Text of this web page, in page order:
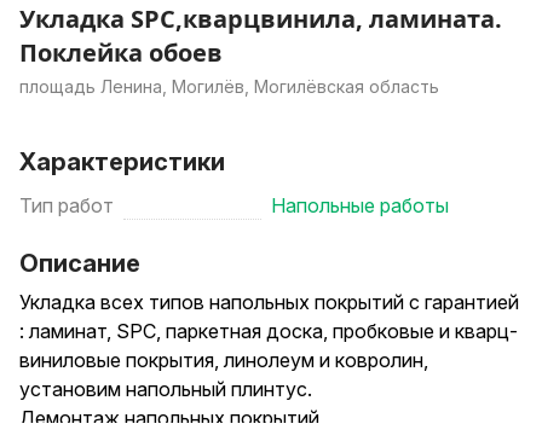
Укладка SPC,кварцвинила, ламината.
Поклейка обоев
площадь Ленина, Могилёв, Могилёвская область
Характеристики
Тип работ Напольные работы
Описание
Укладка всех типов напольных покрытий с гарантией
: ламинат, SPC, паркетная доска, пробковые и кварц-
виниловые покрытия, линолеум и ковролин,
установим напольный плинтус.
Демонтаж напольных покрытий